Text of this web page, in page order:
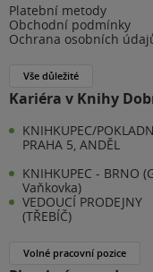
Platební metody
Obchodní podmínky
Ochrana osobních
Vše důležité
Kariéra v Knihy
KNIHKUPEC/
PRAHA 5, ANDĚL
KNIHKUPEC - BRNO
Vaňkovka)
VEDOUCÍ PRODEJNY
(TŘEBÍČ)
Volné pracovní pozice